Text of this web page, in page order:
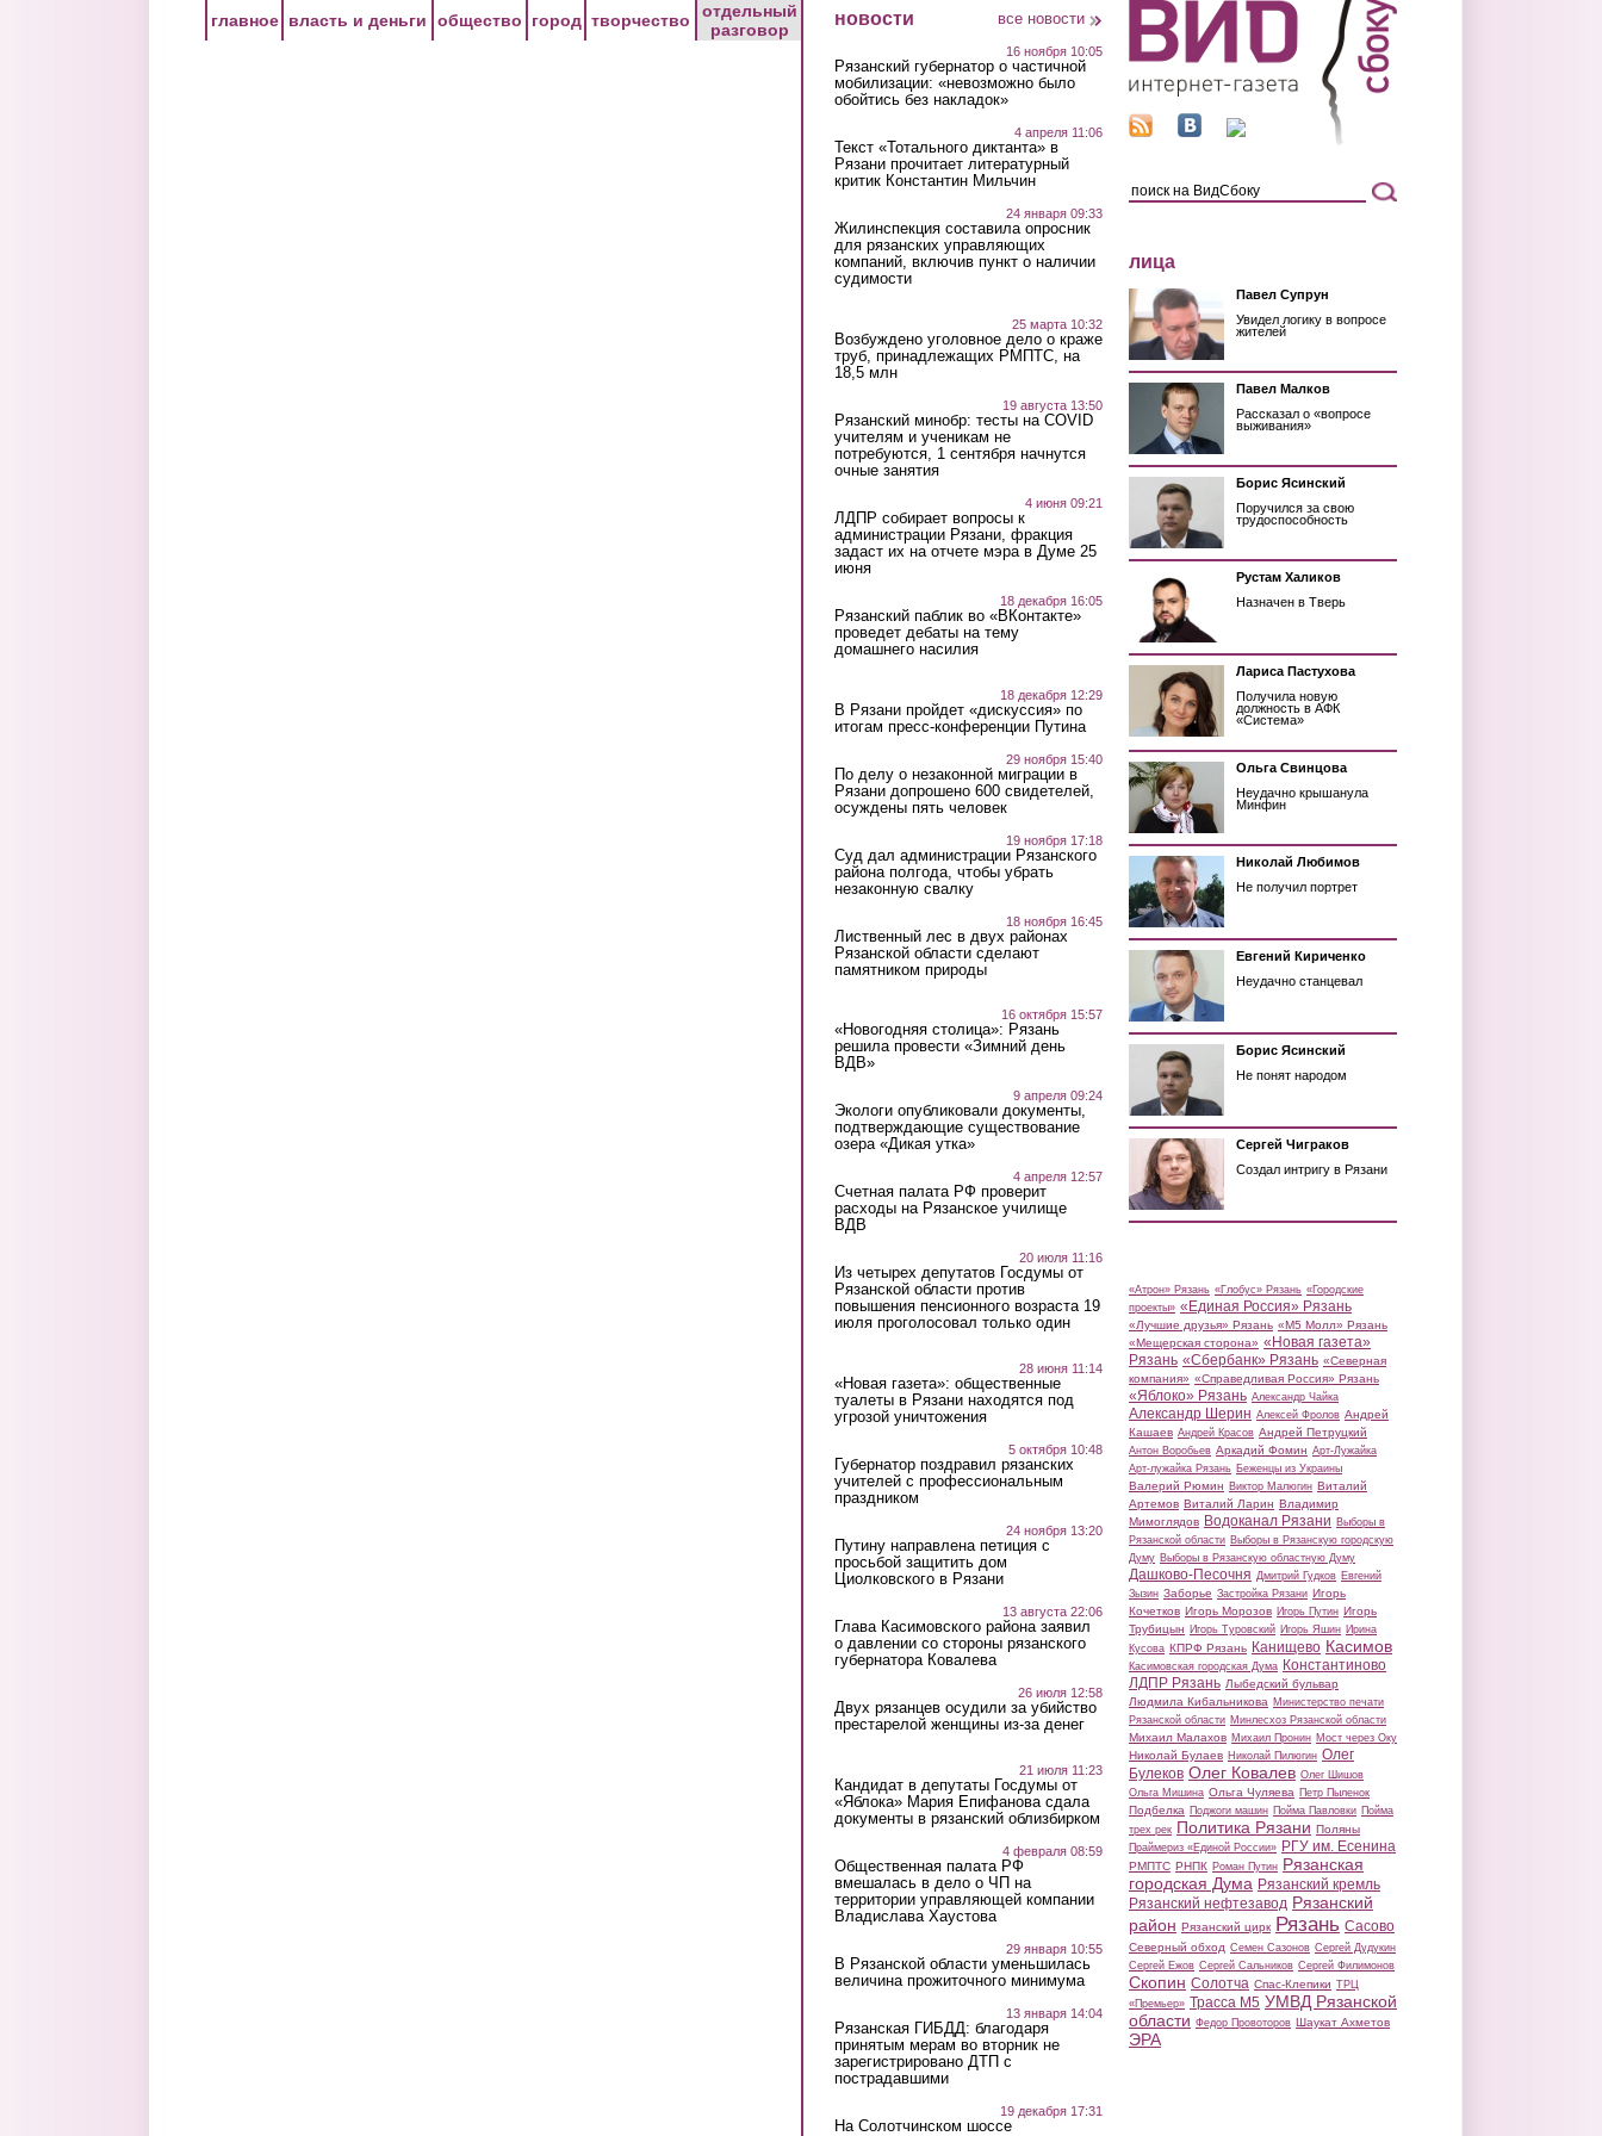
главное власть и деньги общество город творчество
отдельный
разговор
новости все новости
16 ноября 10:05
Рязанский губернатор о частичной
мобилизации: «невозможно было
обойтись без накладок»
4 апреля 11:06
Текст «Тотального диктанта» в
Рязани прочитает литературный
критик Константин Мильчин
24 января 09:33
Жилинспекция составила опросник
для рязанских управляющих
компаний, включив пункт о наличии
судимости
25 марта 10:32
Возбуждено уголовное дело о краже
труб, принадлежащих РМПТС, на
18,5 млн
19 августа 13:50
Рязанский минобр: тесты на COVID
учителям и ученикам не
потребуются, 1 сентября начнутся
очные занятия
4 июня 09:21
ЛДПР собирает вопросы к
администрации Рязани, фракция
задаст их на отчете мэра в Думе 25
июня
18 декабря 16:05
Рязанский паблик во «ВКонтакте»
проведет дебаты на тему
домашнего насилия
18 декабря 12:29
В Рязани пройдет «дискуссия» по
итогам пресс-конференции Путина
29 ноября 15:40
По делу о незаконной миграции в
Рязани допрошено 600 свидетелей,
осуждены пять человек
19 ноября 17:18
Суд дал администрации Рязанского
района полгода, чтобы убрать
незаконную свалку
18 ноября 16:45
Лиственный лес в двух районах
Рязанской области сделают
памятником природы
16 октября 15:57
«Новогодняя столица»: Рязань
решила провести «Зимний день
ВДВ»
9 апреля 09:24
Экологи опубликовали документы,
подтверждающие существование
озера «Дикая утка»
4 апреля 12:57
Счетная палата РФ проверит
расходы на Рязанское училище
ВДВ
20 июля 11:16
Из четырех депутатов Госдумы от
Рязанской области против
повышения пенсионного возраста 19
июля проголосовал только один
28 июня 11:14
«Новая газета»: общественные
туалеты в Рязани находятся под
угрозой уничтожения
5 октября 10:48
Губернатор поздравил рязанских
учителей с профессиональным
праздником
24 ноября 13:20
Путину направлена петиция с
просьбой защитить дом
Циолковского в Рязани
13 августа 22:06
Глава Касимовского района заявил
о давлении со стороны рязанского
губернатора Ковалева
26 июля 12:58
Двух рязанцев осудили за убийство
престарелой женщины из-за денег
21 июля 11:23
Кандидат в депутаты Госдумы от
«Яблока» Мария Епифанова сдала
документы в рязанский облизбирком
4 февраля 08:59
Общественная палата РФ
вмешалась в дело о ЧП на
территории управляющей компании
Владислава Хаустова
29 января 10:55
В Рязанской области уменьшилась
величина прожиточного минимума
13 января 14:04
Рязанская ГИБДД: благодаря
принятым мерам во вторник не
зарегистрировано ДТП с
пострадавшими
19 декабря 17:31
На Солотчинском шоссе
лица
Павел Супрун
Увидел логику в вопросе
жителей
Павел Малков
Рассказал о «вопросе
выживания»
Борис Ясинский
Поручился за свою
трудоспособность
Рустам Халиков
Назначен в Тверь
Лариса Пастухова
Получила новую
должность в АФК
«Система»
Ольга Свинцова
Неудачно крышанула
Минфин
Николай Любимов
Не получил портрет
Евгений Кириченко
Неудачно станцевал
Борис Ясинский
Не понят народом
Сергей Чиграков
Создал интригу в Рязани
«Атрон» Рязань «Глобус» Рязань «Городские
проекты» «Единая Россия» Рязань
«Лучшие друзья» Рязань «М5 Молл» Рязань
«Мещерская сторона» «Новая газета»
Рязань «Сбербанк» Рязань «Северная
компания» «Справедливая Россия» Рязань
«Яблоко» Рязань Александр Чайка
Александр Шерин Алексей Фролов Андрей
Кашаев Андрей Красов Андрей Петруцкий
Антон Воробьев Аркадий Фомин Арт-Лужайка
Арт-лужайка Рязань Беженцы из Украины
Валерий Рюмин Виктор Малюгин Виталий
Артемов Виталий Ларин Владимир
Мимоглядов Водоканал Рязани Выборы в
Рязанской области Выборы в Рязанскую городскую
Думу Выборы в Рязанскую областную Думу
Дашково-Песочня Дмитрий Гудков Евгений
Зызин Заборье Застройка Рязани Игорь
Кочетков Игорь Морозов Игорь Путин Игорь
Трубицын Игорь Туровский Игорь Яшин Ирина
Кусова КПРФ Рязань Канищево Касимов
Касимовская городская Дума Константиново
ЛДПР Рязань Лыбедский бульвар
Людмила Кибальникова Министерство печати
Рязанской области Минлесхоз Рязанской области
Михаил Малахов Михаил Пронин Мост через Оку
Николай Булаев Николай Пилюгин Олег
Булеков Олег Ковалев Олег Шишов
Ольга Мишина Ольга Чуляева Петр Пыленок
Подбелка Поджоги машин Пойма Павловки Пойма
трех рек Политика Рязани Поляны
Праймериз «Единой России» РГУ им. Есенина
РМПТС РНПК Роман Путин Рязанская
городская Дума Рязанский кремль
Рязанский нефтезавод Рязанский
район Рязанский цирк Рязань Сасово
Северный обход Семен Сазонов Сергей Дудукин
Сергей Ежов Сергей Сальников Сергей Филимонов
Скопин Солотча Спас-Клепики ТРЦ
«Премьер» Трасса М5 УМВД Рязанской
области Федор Провоторов Шаукат Ахметов
ЭРА